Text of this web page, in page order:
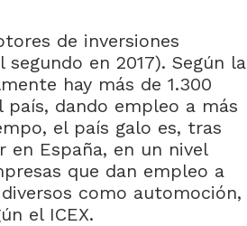
de inversiones
en 2017). Según la
hay más de 1.300
dando empleo a más
el país galo es, tras
en España, en un nivel
que dan empleo a
como automoción,
el ICEX.